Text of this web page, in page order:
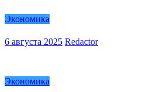
Экономика
6 августа 2025 Redactor
Экономика